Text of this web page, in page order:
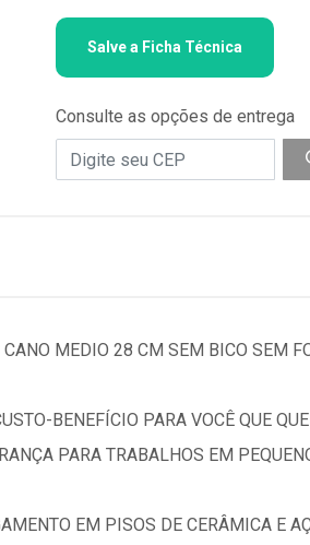
Salve a Ficha Técnica
Consulte as opções de entrega
MEDIO 28 CM SEM BICO SEM
BENEFÍCIO PARA VOCÊ QUE
PARA TRABALHOS EM
EM PISOS DE CERÂMICA E